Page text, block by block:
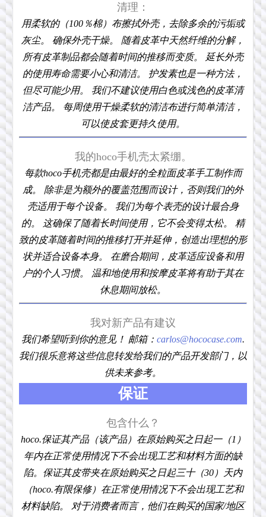
清理：
用柔软的（100％棉）布擦拭外壳，去除多余的污垢或
灰尘。 确保外壳干燥。 随着皮革中天然纤维的分解，
所有皮革制品都会随着时间的推移而变质。 延长外壳
的使用寿命需要小心和清洁。 护发素也是一种方法，
但尽可能少用。 我们不建议使用白色或浅色的皮革清
洁产品。 每周使用干燥柔软的清洁布进行简单清洁，
可以使皮套更持久使用。
我的hoco手机壳太紧绷。
每款hoco手机壳都是由最好的全粒面皮革手工制作而
成。 除非是为额外的覆盖范围而设计，否则我们的外
壳适用于每个设备。 我们为每个表壳的设计最合身
的。 这确保了随着长时间使用，它不会变得太松。 精
致的皮革随着时间的推移打开并延伸，创造出理想的形
状并适合设备本身。 在磨合期间，皮革适应设备和用
户的个人习惯。 温和地使用和按摩皮革将有助于其在
休息期间放松。
我对新产品有建议
我们希望听到你的意见！ 邮箱： carlos@hococase.com.
我们很乐意将这些信息转发给我们的产品开发部门，以
供未来参考。
保证
包含什么？
hoco.保证其产品（该产品）在原始购买之日起一（1）
年内在正常使用情况下不会出现工艺和材料方面的缺
陷。保证其皮带夹在原始购买之日起三十（30）天内
（hoco.有限保修）在正常使用情况下不会出现工艺和
材料缺陷。 对于消费者而言，他们在购买的国家/地区